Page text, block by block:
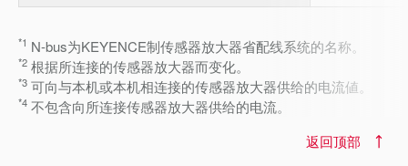
*1 N-bus为KEYENCE制传感器放大器省配线系统的名称。
*2 根据所连接的传感器放大器而变化。
*3 可向与本机或本机相连接的传感器放大器供给的电流値。
*4 不包含向所连接传感器放大器供给的电流。
返回顶部